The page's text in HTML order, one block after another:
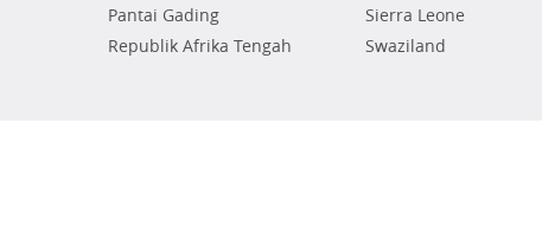
Pantai Gading
Republik Afrika Tengah
Sierra Leone
Swaziland